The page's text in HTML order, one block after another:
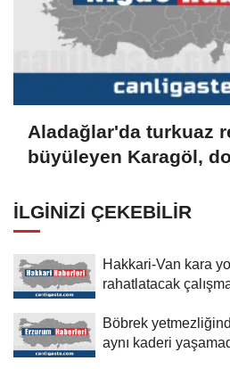
Aladağlar'da turkuaz
büyüleyen Karagöl,
İLGINIZI ÇEKEBILIR
Hakkari-Van kara
rahatlatacak
Böbrek
aynı kaderi